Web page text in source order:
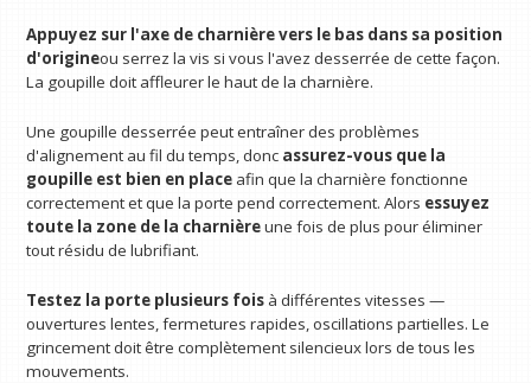
Appuyez sur l'axe de charnière vers le bas dans sa position
d'origineou serrez la vis si vous l'avez desserrée de cette façon.
La goupille doit affleurer le haut de la charnière.
Une goupille desserrée peut entraîner des problèmes
d'alignement au fil du temps, donc assurez-vous que la
goupille est bien en place afin que la charnière fonctionne
correctement et que la porte pend correctement. Alors essuyez
toute la zone de la charnièreune fois de plus pour éliminer
tout résidu de lubrifiant.
Testez la porte plusieurs fois à différentes vitesses —
ouvertures lentes, fermetures rapides, oscillations partielles. Le
grincement doit être complètement silencieux lors de tous les
mouvements.